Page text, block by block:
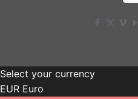
Select your currency
EUR Euro